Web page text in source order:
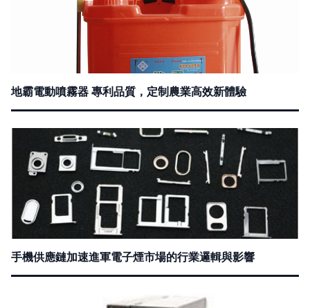
地霸電動噴霧器 專利品質，定制農業高效新體驗
手機供應鏈加速進軍電子煙市場的行業邏輯與影響